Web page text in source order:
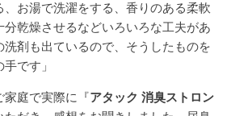
お湯で洗濯をする、香りのある柔軟
乾燥させるなどいろいろな工夫があ
洗剤も出ているので、そうしたものを
です」
家庭で実際に『アタック 消臭ストロン